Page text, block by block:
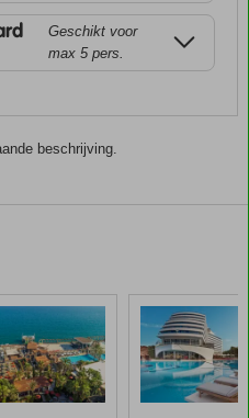
Geschikt voor
max 5 pers.
beschrijving.